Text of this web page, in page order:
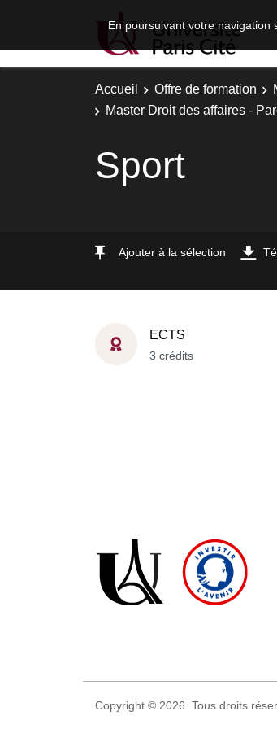
En poursuivant votre navigation
Accueil Offre de formation
Master Droit des affaires -
Sport
Ajouter à la sélection
ECTS
3 crédits
Copyright © 2026. Tous droits